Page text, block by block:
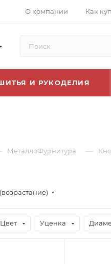
О компании Как
И РУКОДЕЛИЯ
МеталлоФурнитура —
Цвет Уценка